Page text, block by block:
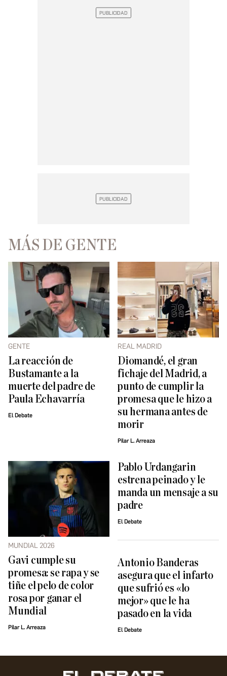
MÁS DE GENTE
GENTE
La reacción de
Bustamante a la
muerte del padre de
Paula Echavarría
El Debate
REAL MADRID
Diomandé, el gran
fichaje del Madrid, a
punto de cumplir la
promesa que le hizo a
su hermana antes de
morir
Pilar L. Arreaza
MUNDIAL 2026
Gavi cumple su
promesa: se rapa y se
tiñe el pelo de color
rosa por ganar el
Mundial
Pilar L. Arreaza
Pablo Urdangarin
estrena peinado y le
manda un mensaje a su
padre
El Debate
Antonio Banderas
asegura que el infarto
que sufrió es «lo
mejor» que le ha
pasado en la vida
El Debate